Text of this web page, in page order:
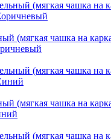
(мягкая чашка на
(мягкая чашка на